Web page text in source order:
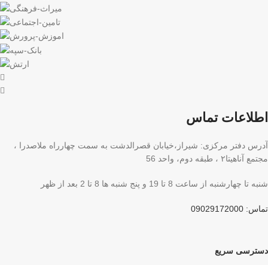
اطلاعات تماس
آدرس دفتر مرکزی: شیراز،خیابان قصرالدشت به سمت چهارراه ملاصدرا ،
مجتمع آناهیتا۲ ، طبقه دوم، واحد 56
شنبه تا چهارشنبه از ساعت 8 تا 19 و پنج شنبه ها 8 تا 2 بعد از ظهر
تماس: 09029172000
دسترسی سریع